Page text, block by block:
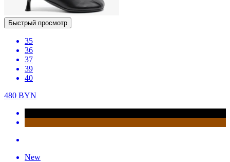
Быстрый просмотр
35
36
37
39
40
480 BYN
New